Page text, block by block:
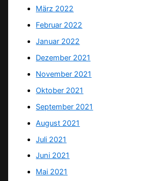
März 2022
Februar 2022
Januar 2022
Dezember 2021
November 2021
Oktober 2021
September 2021
August 2021
Juli 2021
Juni 2021
Mai 2021